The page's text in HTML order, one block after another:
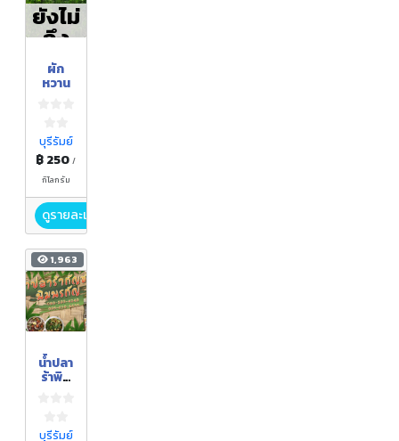
ยังไม่
ถึง
ฤดูกา
ล
ผัก
หวาน
บุรีรัมย์
฿ 250/
กิโลกรัม
ดูรายละเอียด
1,963
น้ำปลา
ร้าพิม
บุรีรัมย์